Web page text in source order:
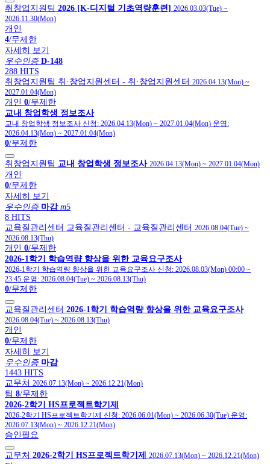
취창업지원팀 2026 [K-디지털 기초역량훈련] 2026.03.03(Tue) ~
2026.11.30(Mon)
개인
4/무제한
자세히 보기
우수인증 D-148
288 HITS
취창업지원팀 취·창업지원센터 - 취·창업지원센터 2026.04.13(Mon) ~
2027.01.04(Mon)
개인 0/무제한
교내 창업학생 정보조사
교내 창업학생 정보조사 신청: 2026.04.13(Mon) ~ 2027.01.04(Mon) 운영:
2026.04.13(Mon) ~ 2027.01.04(Mon)
0/무제한
취창업지원팀 교내 창업학생 정보조사 2026.04.13(Mon) ~ 2027.01.04(Mon)
개인
0/무제한
자세히 보기
우수인증 마감 m5
8 HITS
교육질관리센터 교육질관리센터 - 교육질관리센터 2026.08.04(Tue) ~
2026.08.13(Thu)
개인 0/무제한
2026-1학기 학습역량 향상을 위한 교육요구조사
2026-1학기 학습역량 향상을 위한 교육요구조사 신청: 2026.08.03(Mon) 00:00 ~
23:45 운영: 2026.08.04(Tue) ~ 2026.08.13(Thu)
0/무제한
교육질관리센터 2026-1학기 학습역량 향상을 위한 교육요구조사
2026.08.04(Tue) ~ 2026.08.13(Thu)
개인
0/무제한
자세히 보기
우수인증 마감
1443 HITS
교무처 2026.07.13(Mon) ~ 2026.12.21(Mon)
팀 8/무제한
2026-2학기 HS프로젝트학기제
2026-2학기 HS프로젝트학기제 신청: 2026.06.01(Mon) ~ 2026.06.30(Tue) 운영:
2026.07.13(Mon) ~ 2026.12.21(Mon)
승인필요
교무처 2026-2학기 HS프로젝트학기제 2026.07.13(Mon) ~ 2026.12.21(Mon)